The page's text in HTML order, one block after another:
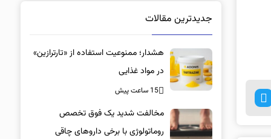
جدیدترین مقالات
هشدار؛ ممنوعیت استفاده از «تارترازین»
در مواد غذایی
15 ساعت پیش
مخالفت شدید یک فوق تخصص
روماتولوژی با برخی داروهای چاقی